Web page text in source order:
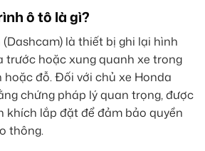
ô tô là gì?
là thiết bị ghi lại hình
trước hoặc xung quanh xe trong
đỗ. Đối với chủ xe Honda
chứng pháp lý quan trọng, được
khích lắp đặt để đảm bảo quyền
thông.